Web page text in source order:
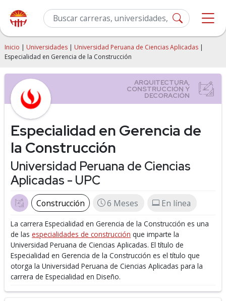
Inicio | Universidades | Universidad Peruana de Ciencias Aplicadas |
Especialidad en Gerencia de la Construcción
Especialidad en Gerencia de
la Construcción
Universidad Peruana de Ciencias
Aplicadas - UPC
Construcción 6 Meses En línea
La carrera Especialidad en Gerencia de la Construcción es una
de las especialidades de construcción que imparte la
Universidad Peruana de Ciencias Aplicadas. El título de
Especialidad en Gerencia de la Construcción es el título que
otorga la Universidad Peruana de Ciencias Aplicadas para la
carrera de Especialidad en Diseño.